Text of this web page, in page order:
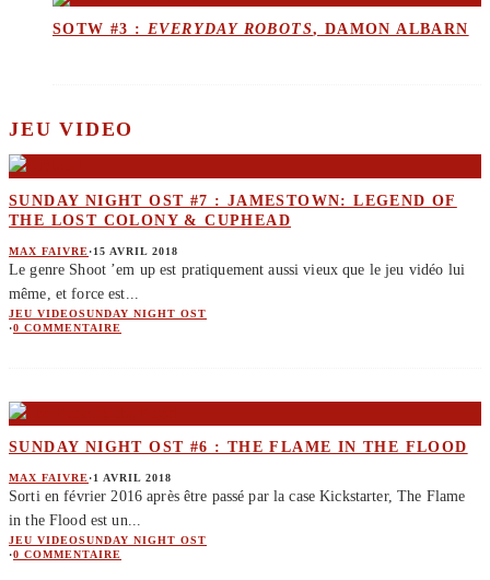
SOTW #3 : EVERYDAY ROBOTS, DAMON ALBARN
JEU VIDEO
SUNDAY NIGHT OST #7 : JAMESTOWN: LEGEND OF
THE LOST COLONY & CUPHEAD
MAX FAIVRE·15 AVRIL 2018
Le genre Shoot ’em up est pratiquement aussi vieux que le jeu vidéo lui
même, et force est
JEU VIDEOSUNDAY NIGHT OST
·0 COMMENTAIRE
SUNDAY NIGHT OST #6 : THE FLAME IN THE FLOOD
MAX FAIVRE·1 AVRIL 2018
Sorti en février 2016 après être passé par la case Kickstarter, The Flame
in the Flood est un
JEU VIDEOSUNDAY NIGHT OST
·0 COMMENTAIRE